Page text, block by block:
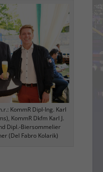
KommR Dipl-Ing. Karl
KommR Dkfm Karl J.
Dipl.-Biersommelier
(Del Fabro Kolarik)